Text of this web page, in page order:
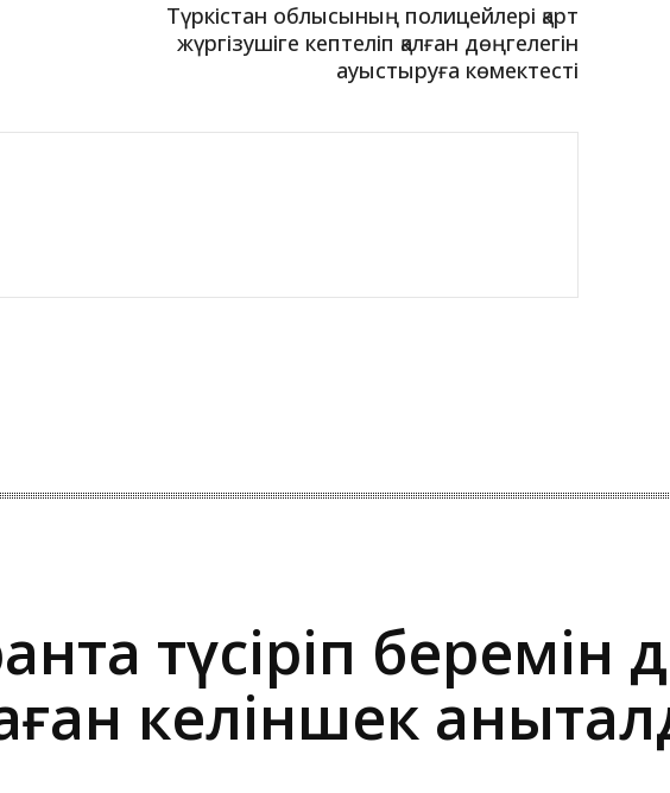
Түркістан облысының полицейлері қарт
жүргізушіге кептеліп қалған дөңгелегін
ауыстыруға көмектесті